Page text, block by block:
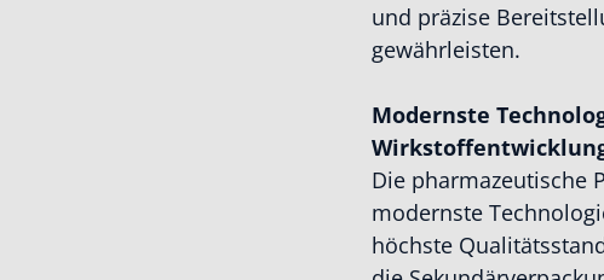
und präzise
gewährleisten.
Modernste
Die pharmazeutische
modernste
höchste